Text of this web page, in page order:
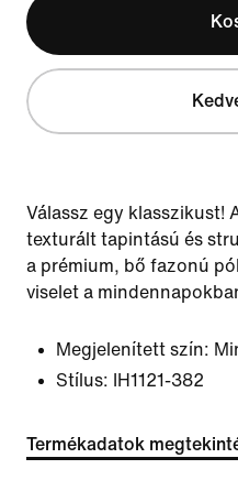
Válassz egy klasszikust!
texturált tapintású és
a prémium, bő fazonú
viselet a
Megjelenített szín:
Stílus:
IH1121-382
Termékadatok